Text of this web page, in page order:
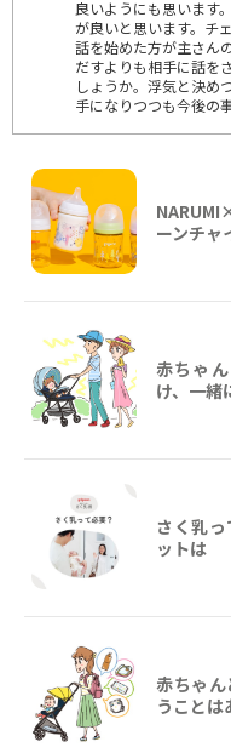
良いようにも思います
が良いと思います。チ
話を始めた方が主さん
だすよりも相手に話を
しょうか。浮気と決め
手になりつつも今後の
ーンチャ
赤ちゃ
け、一緒
さく乳
ットは
赤ちゃ
うことは